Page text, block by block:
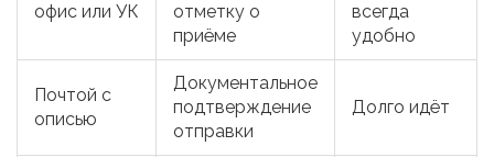
офис или УК
отметку о
приёме
всегда
удобно
Почтой с
описью
Документальное
подтверждение
отправки
Долго идёт